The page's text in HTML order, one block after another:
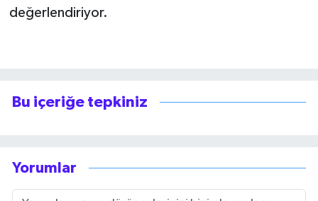
değerlendiriyor.
Bu içeriğe tepkiniz
Yorumlar